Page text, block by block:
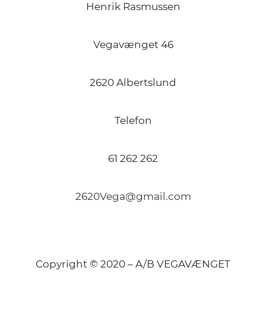
Henrik Rasmussen
Vegavænget 46
2620 Albertslund
Telefon
61 262 262
2620Vega@gmail.com
Copyright © 2020 – A/B VEGAVÆNGET